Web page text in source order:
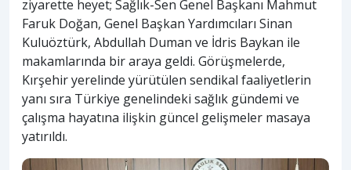
ziyarette heyet; Sağlık-Sen Genel Başkanı Mahmut
Faruk Doğan, Genel Başkan Yardımcıları Sinan
Kuluöztürk, Abdullah Duman ve İdris Baykan ile
makamlarında bir araya geldi. Görüşmelerde,
Kırşehir yerelinde yürütülen sendikal faaliyetlerin
yanı sıra Türkiye genelindeki sağlık gündemi ve
çalışma hayatına ilişkin güncel gelişmeler masaya
yatırıldı.